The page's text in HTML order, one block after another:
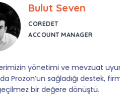
Bulut Seven
MANAGER
ve mevzuat uyumu
sağladığı destek, firmamız
değere dönüştü.